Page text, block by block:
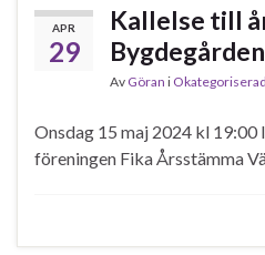
APR
29
Kallelse till
Bygdegården
Av Göran i
Onsdag 15 maj 2024 kl
föreningen Fika Årsstämma